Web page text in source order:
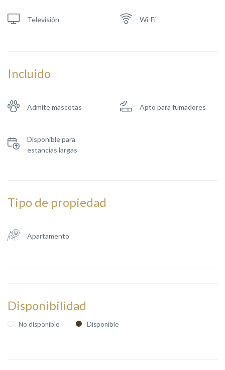
Televisión Wi-Fi
Incluido
Admite mascotas Apto para fumadores
Disponible para
estancias largas
Tipo de propiedad
Apartamento
Disponibilidad
No disponible Disponible